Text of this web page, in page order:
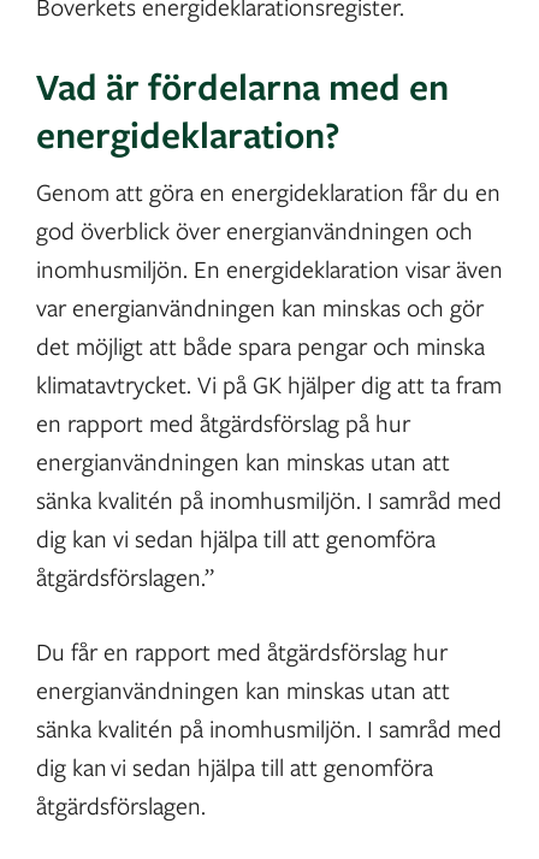
Boverkets energideklarationsregister.
Vad är fördelarna med en
energideklaration?
Genom att göra en energideklaration får du en
god överblick över energianvändningen och
inomhusmiljön. En energideklaration visar även
var energianvändningen kan minskas och gör
det möjligt att både spara pengar och minska
klimatavtrycket. Vi på GK hjälper dig att ta fram
en rapport med åtgärdsförslag på hur
energianvändningen kan minskas utan att
sänka kvalitén på inomhusmiljön. I samråd med
dig kan vi sedan hjälpa till att genomföra
åtgärdsförslagen.”
Du får en rapport med åtgärdsförslag hur
energianvändningen kan minskas utan att
sänka kvalitén på inomhusmiljön. I samråd med
dig kan vi sedan hjälpa till att genomföra
åtgärdsförslagen.